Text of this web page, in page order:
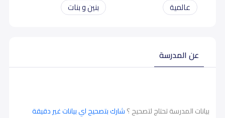
عالمية بنين و بنات
عن المدرسة
بيانات المدرسة تحتاج لتصحيح ؟شارك بتصحيح اي بيانات غير دقيقة